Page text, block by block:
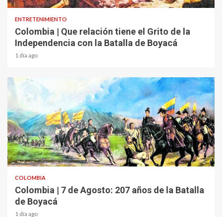
ENTRETENIMIENTO
Colombia | Que relación tiene el Grito de la
Independencia con la Batalla de Boyacá
1 día ago
2 min read
COLOMBIA
Colombia | 7 de Agosto: 207 años de la Batalla
de Boyacá
1 día ago